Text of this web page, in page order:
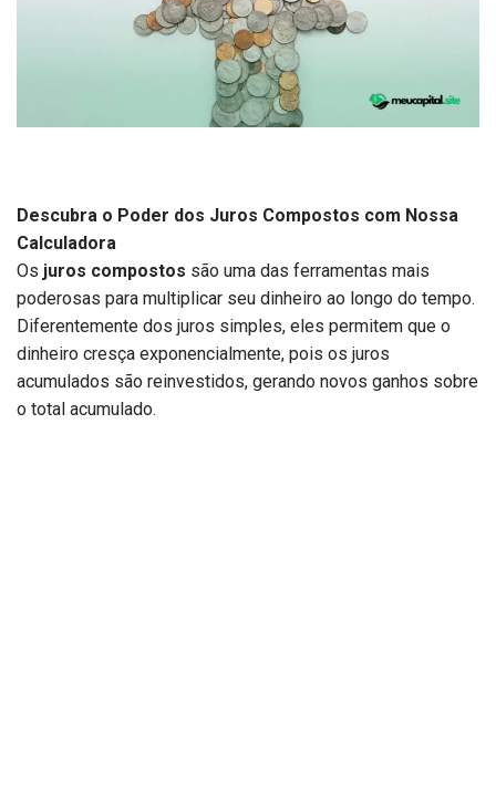
Descubra o Poder dos Juros Compostos com Nossa
Calculadora
Os juros compostos são uma das ferramentas mais
poderosas para multiplicar seu dinheiro ao longo do tempo.
Diferentemente dos juros simples, eles permitem que o
dinheiro cresça exponencialmente, pois os juros
acumulados são reinvestidos, gerando novos ganhos sobre
o total acumulado.